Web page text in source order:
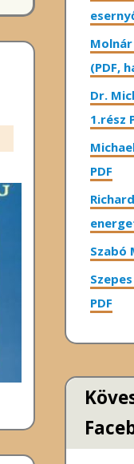
(PDF,
Dr.
1.rész
PDF
Szabó
PDF